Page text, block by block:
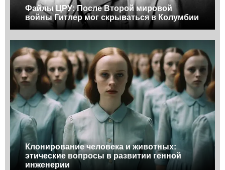
Файлы ЦРУ: После Второй мировой
войны Гитлер мог скрываться в Колумбии
Клонирование человека и животных:
этические вопросы в развитии генной
инженерии